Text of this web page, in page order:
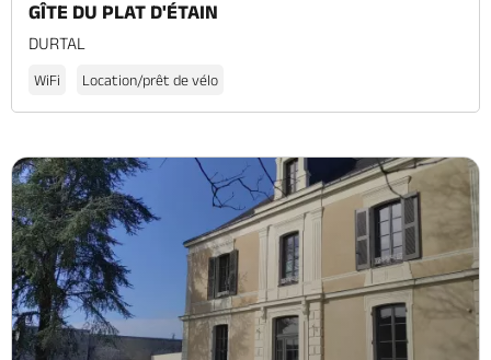
GÎTE DU PLAT D'ÉTAIN
DURTAL
WiFi Location/prêt de vélo